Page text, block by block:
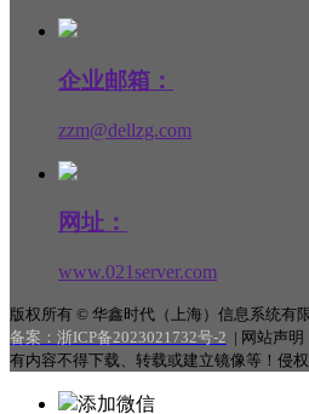
企业邮箱：
zzm@dellzg.com
网址：
www.021server.com
版权所有 © 华鑫时代（上海）信息系统有
备案： 浙ICP备2023021732号-2 | 网站声
有内容不得下载、转载或建立镜像等！侵权
添加微信